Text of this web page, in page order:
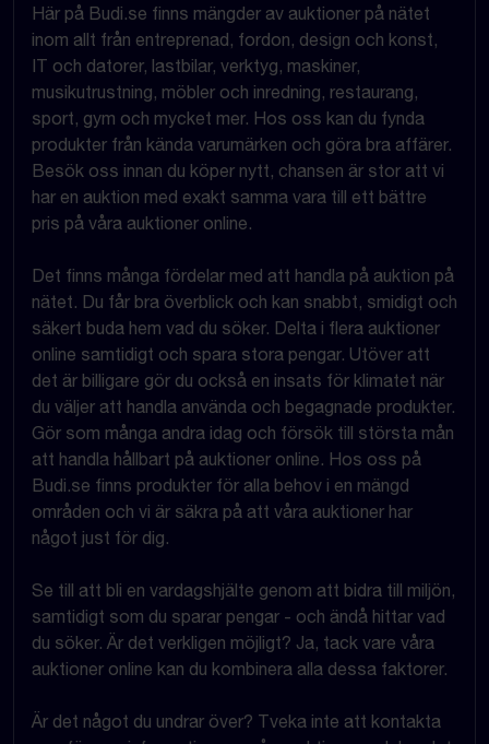
Här på Budi.se finns mängder av auktioner på nätet
inom allt från entreprenad, fordon, design och konst,
IT och datorer, lastbilar, verktyg, maskiner,
musikutrustning, möbler och inredning, restaurang,
sport, gym och mycket mer. Hos oss kan du fynda
produkter från kända varumärken och göra bra affärer.
Besök oss innan du köper nytt, chansen är stor att vi
har en auktion med exakt samma vara till ett bättre
pris på våra auktioner online.
Det finns många fördelar med att handla på auktion på
nätet. Du får bra överblick och kan snabbt, smidigt och
säkert buda hem vad du söker. Delta i flera auktioner
online samtidigt och spara stora pengar. Utöver att
det är billigare gör du också en insats för klimatet när
du väljer att handla använda och begagnade produkter.
Gör som många andra idag och försök till största mån
att handla hållbart på auktioner online. Hos oss på
Budi.se finns produkter för alla behov i en mängd
områden och vi är säkra på att våra auktioner har
något just för dig.
Se till att bli en vardagshjälte genom att bidra till miljön,
samtidigt som du sparar pengar - och ändå hittar vad
du söker. Är det verkligen möjligt? Ja, tack vare våra
auktioner online kan du kombinera alla dessa faktorer.
Är det något du undrar över? Tveka inte att kontakta